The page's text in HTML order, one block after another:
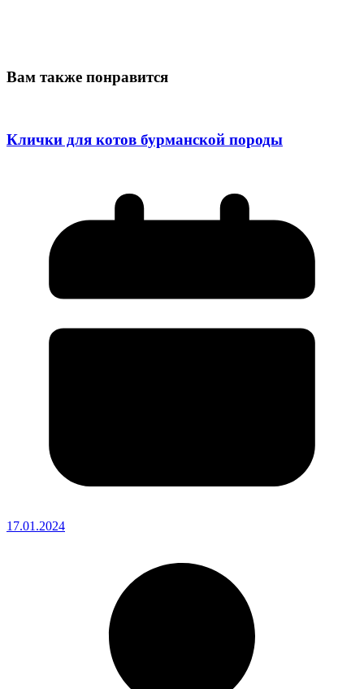
Вам также понравится
Клички для котов бурманской породы
17.01.2024